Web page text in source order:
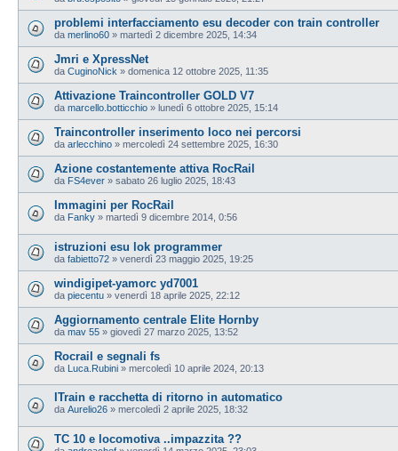
problemi interfacciamento esu decoder con train controller
da merlino60 » martedì 2 dicembre 2025, 14:34
Jmri e XpressNet
da CuginoNick » domenica 12 ottobre 2025, 11:35
Attivazione Traincontroller GOLD V7
da marcello.botticchio » lunedì 6 ottobre 2025, 15:14
Traincontroller inserimento loco nei percorsi
da arlecchino » mercoledì 24 settembre 2025, 16:30
Azione costantemente attiva RocRail
da FS4ever » sabato 26 luglio 2025, 18:43
Immagini per RocRail
da Fanky » martedì 9 dicembre 2014, 0:56
istruzioni esu lok programmer
da fabietto72 » venerdì 23 maggio 2025, 19:25
windigipet-yamorc yd7001
da piecentu » venerdì 18 aprile 2025, 22:12
Aggiornamento centrale Elite Hornby
da mav 55 » giovedì 27 marzo 2025, 13:52
Rocrail e segnali fs
da Luca.Rubini » mercoledì 10 aprile 2024, 20:13
ITrain e racchetta di ritorno in automatico
da Aurelio26 » mercoledì 2 aprile 2025, 18:32
TC 10 e locomotiva ..impazzita ??